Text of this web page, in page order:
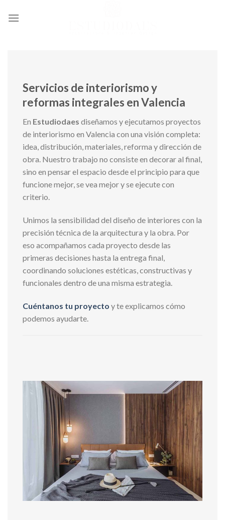
Servicios de interiorismo y
reformas integrales en Valencia
En Estudiodaes diseñamos y ejecutamos proyectos
de interiorismo en Valencia con una visión completa:
idea, distribución, materiales, reforma y dirección de
obra. Nuestro trabajo no consiste en decorar al final,
sino en pensar el espacio desde el principio para que
funcione mejor, se vea mejor y se ejecute con
criterio.
Unimos la sensibilidad del diseño de interiores con la
precisión técnica de la arquitectura y la obra. Por
eso acompañamos cada proyecto desde las
primeras decisiones hasta la entrega final,
coordinando soluciones estéticas, constructivas y
funcionales dentro de una misma estrategia.
Cuéntanos tu proyecto y te explicamos cómo
podemos ayudarte.